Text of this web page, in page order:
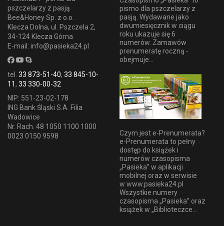
pszczelarzy z pasją
Bee&Honey Sp. z o.o.
Klecza Dolna, ul. Pszczela 2,
34-124 Klecza Górna
E-mail: info@pasieka24.pl
tel. 33 873-51-40, 33 845-10-
11, 33 330-00-32
NIP: 551-23-02-178
ING Bank Śląski S.A. Filia
Wadowice
Nr. Rach. 48 1050 1100 1000
0023 0150 9598
pismo dla pszczelarzy z
pasją. Wydawane jako
dwumiesięcznik w ciągu
roku ukazuje się 6
numerów. Zamawów
prenumeratę roczną -
obejmuje...
Czym jest e-Prenumerata?
e-Prenumerata to pełny
dostęp do książek i
numerów czasopisma
„Pasieka” w aplikacji
mobilnej oraz w serwisie
w www.pasieka24.pl
Wszystkie numery
czasopisma „Pasieka” oraz
książek w „Biblioteczce...